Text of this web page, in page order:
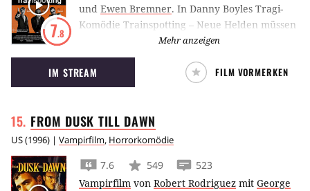
7.8
und Ewen Bremner. In Danny Boyles Tragi-
Komödie Trainspotting – Neue Helden müssen
sich Ewan McGregor und seine Kumpels in der
Junkie-Szene von Edinburgh behaupten.
Mehr anzeigen
IM STREAM FILM VORMERKEN
FROM DUSK TILL DAWN
US(1996) | Vampirfilm, Horrorkomödie
7.6 549
523
Vampirfilm von Robert Rodriguez mit George